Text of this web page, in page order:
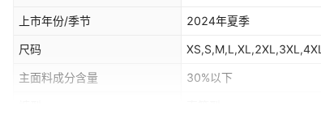
上市年份/季节 2024年夏季
尺码 XS,S,M,L,XL,2XL,3XL,4XL
主面料成分含量 30%以下